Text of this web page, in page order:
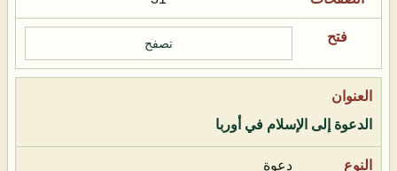
تصفح
الدعوة إلى الإسلام في أوربا
دعوة